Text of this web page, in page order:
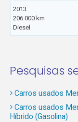
2013
206.000 km
Diesel
Pesquisas
Carros usados
Carros usados
Híbrido (Gasolina)